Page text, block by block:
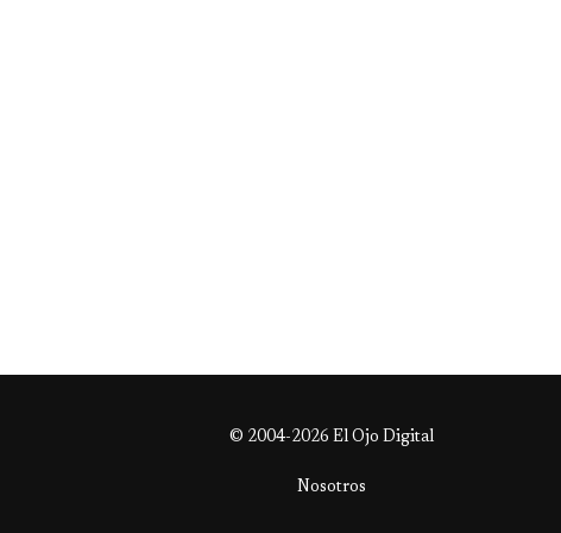
© 2004-2026 El Ojo Digital
Nosotros